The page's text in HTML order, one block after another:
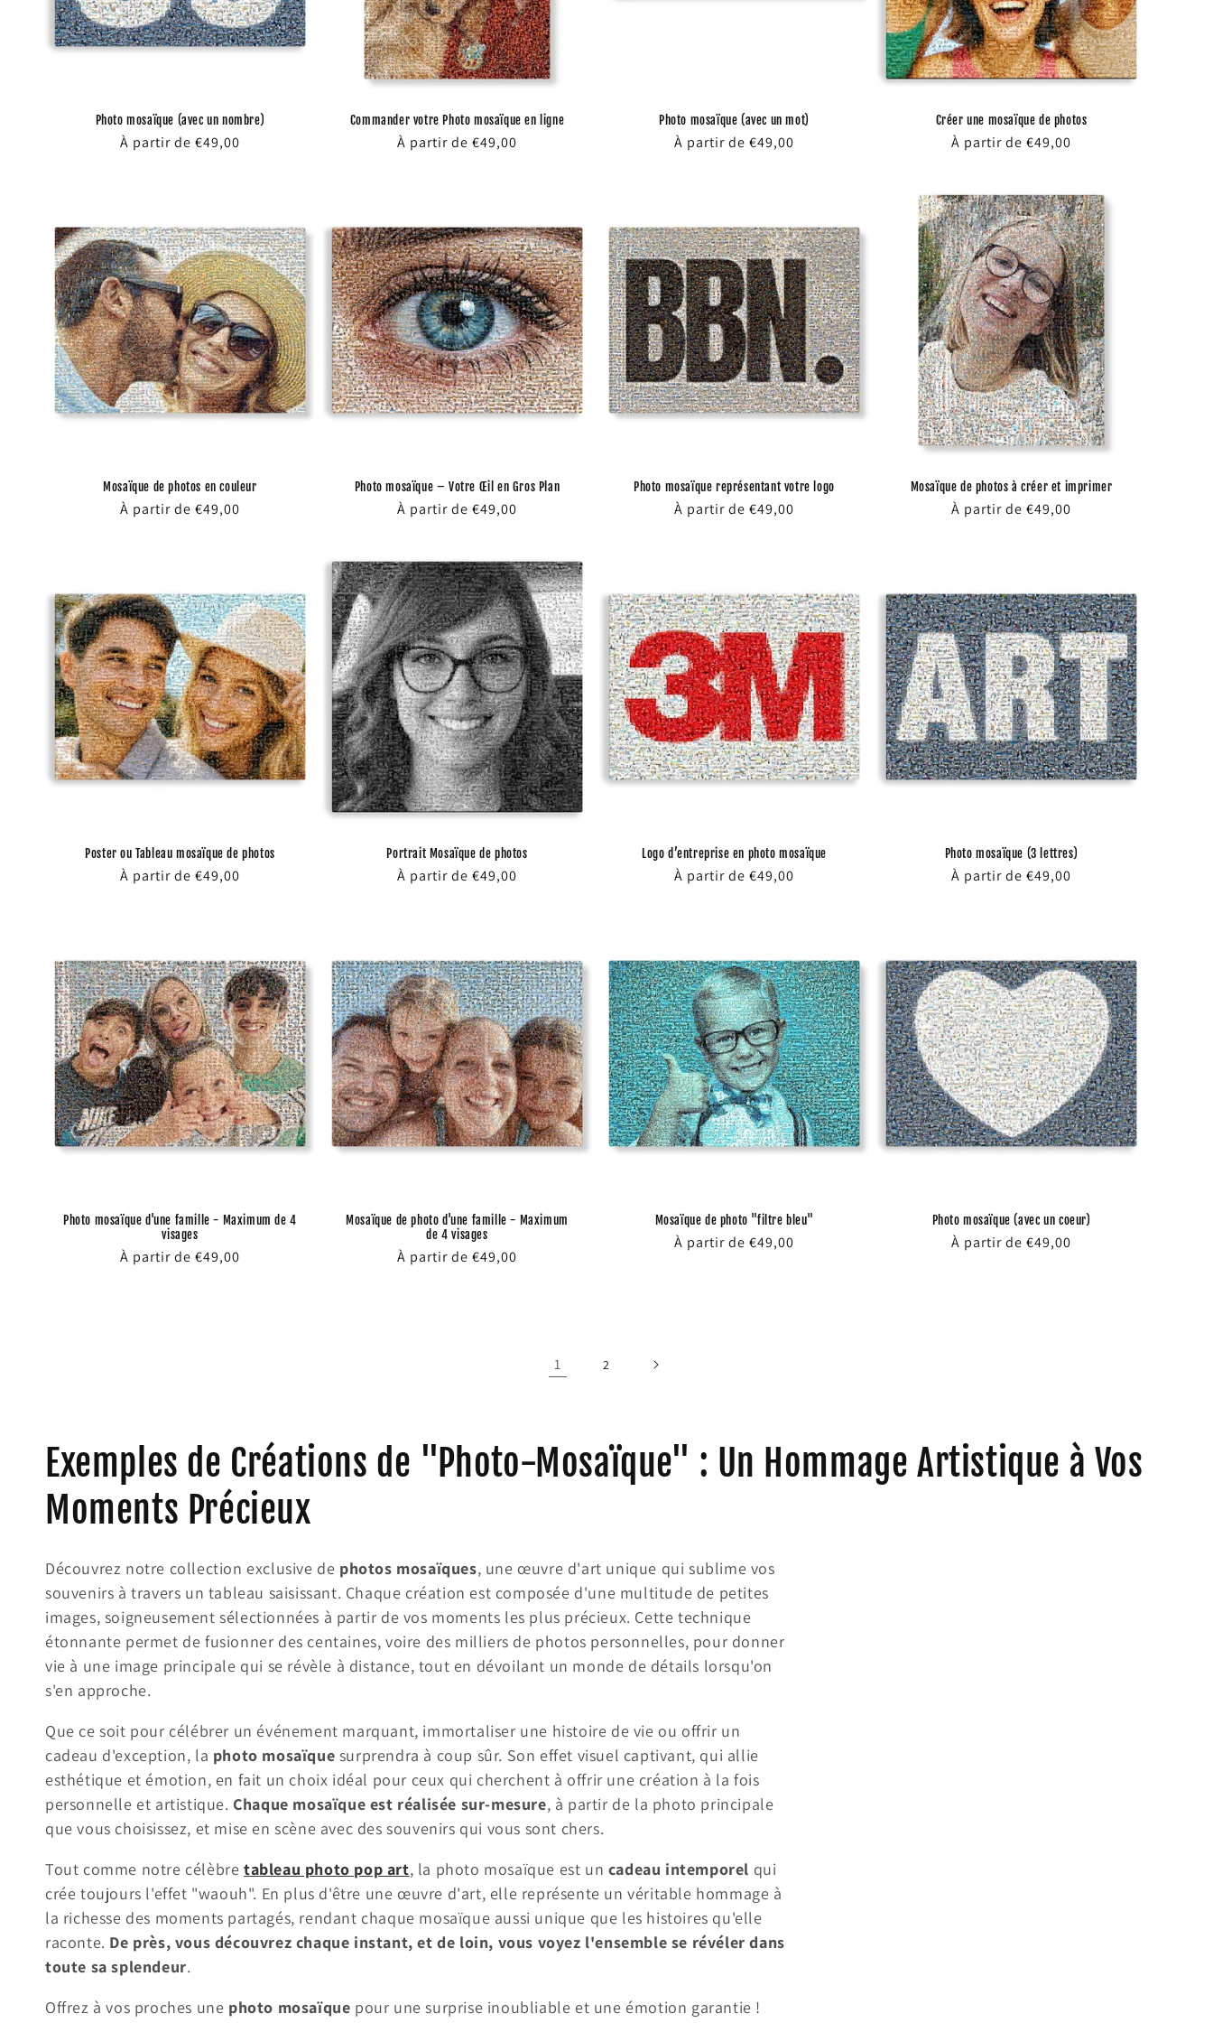
Photo mosaïque (avec un nombre)
Prix
À partir de €49,00
Commander votre Photo mosaïque en ligne
Prix
À partir de €49,00
Photo mosaïque (avec un mot)
Prix
À partir de €49,00
Créer une mosaïque de photos
Prix
À partir de €49,00
Mosaïque de photos en couleur
Prix
À partir de €49,00
Photo mosaïque – Votre Œil en Gros Plan
Prix
À partir de €49,00
Photo mosaïque représentant votre logo
Prix
À partir de €49,00
Mosaïque de photos à créer et imprimer
Prix
À partir de €49,00
Poster ou Tableau mosaïque de photos
Prix
À partir de €49,00
Portrait Mosaïque de photos
Prix
À partir de €49,00
Logo d’entreprise en photo mosaïque
Prix
À partir de €49,00
Photo mosaïque (3 lettres)
Prix
À partir de €49,00
Photo mosaïque d'une famille - Maximum de 4
visages
Prix
À partir de €49,00
Mosaïque de photo d'une famille - Maximum
de 4 visages
Prix
À partir de €49,00
Mosaïque de photo "filtre bleu"
Prix
À partir de €49,00
Photo mosaïque (avec un coeur)
Prix
À partir de €49,00
1 2
C
o
l
l
e
c
t
i
o
n
:
Exemples de Créations de "Photo-Mosaïque" : Un Hommage Artistique à Vos
Moments Précieux
Découvrez notre collection exclusive de photos mosaïques, une œuvre d'art unique qui sublime vos
souvenirs à travers un tableau saisissant. Chaque création est composée d'une multitude de petites
images, soigneusement sélectionnées à partir de vos moments les plus précieux. Cette technique
étonnante permet de fusionner des centaines, voire des milliers de photos personnelles, pour donner
vie à une image principale qui se révèle à distance, tout en dévoilant un monde de détails lorsqu'on
s'en approche.
Que ce soit pour célébrer un événement marquant, immortaliser une histoire de vie ou offrir un
cadeau d'exception, la photo mosaïque surprendra à coup sûr. Son effet visuel captivant, qui allie
esthétique et émotion, en fait un choix idéal pour ceux qui cherchent à offrir une création à la fois
personnelle et artistique. Chaque mosaïque est réalisée sur-mesure, à partir de la photo principale
que vous choisissez, et mise en scène avec des souvenirs qui vous sont chers.
Tout comme notre célèbre tableau photo pop art, la photo mosaïque est un cadeau intemporel qui
crée toujours l'effet "waouh". En plus d'être une œuvre d'art, elle représente un véritable hommage à
la richesse des moments partagés, rendant chaque mosaïque aussi unique que les histoires qu'elle
raconte. De près, vous découvrez chaque instant, et de loin, vous voyez l'ensemble se révéler dans
toute sa splendeur.
Offrez à vos proches une photo mosaïque pour une surprise inoubliable et une émotion garantie !